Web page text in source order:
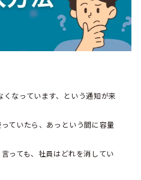
なっています、という通知が来
ていたら、あっという間に容量
っても、社員はどれを消してい